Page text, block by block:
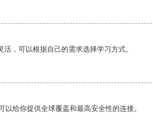
，可以根据自己的需求选择学习方式。
以给你提供全球覆盖和最高安全性的连接。